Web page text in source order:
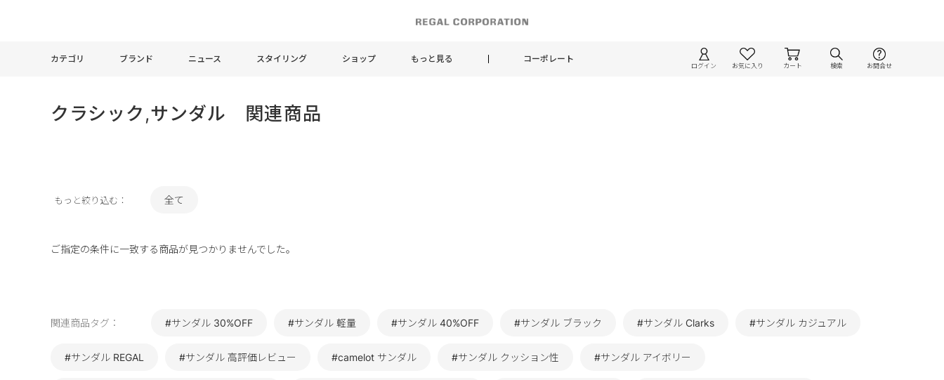
カテゴリ ブランド ニュース スタイリング ショップ もっと見る コーポレート
ログイン お気に入り カート 検索 お問合せ
クラシック,サンダル 関連商品
もっと絞り込む： 全て
ご指定の条件に一致する商品が見つかりませんでした。
関連商品タグ： #サンダル 30%OFF #サンダル 軽量 #サンダル 40%OFF #サンダル ブラック #サンダル Clarks #サンダル カジュアル
#サンダル REGAL #サンダル 高評価レビュー #camelot サンダル #サンダル クッション性 #サンダル アイボリー